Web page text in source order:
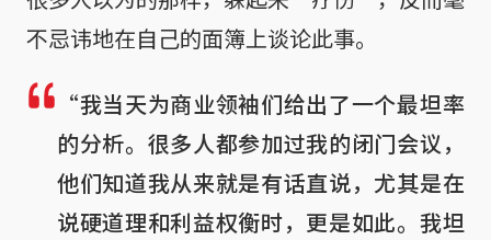
不忌讳地在自己的面簿上谈论此事。
“我当天为商业领袖们给出了一个最坦率
的分析。很多人都参加过我的闭门会议，
他们知道我从来就是有话直说，尤其是在
说硬道理和利益权衡时，更是如此。我坦